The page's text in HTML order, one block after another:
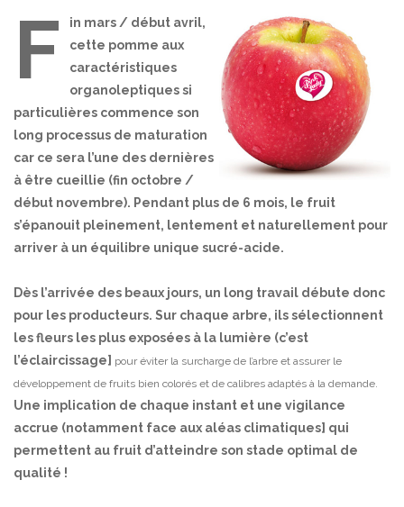
F
in mars / début avril,
cette pomme aux
caractéristiques
organoleptiques si
particulières commence son
long processus de maturation
car ce sera l’une des dernières
à être cueillie (fin octobre /
début novembre). Pendant plus de 6 mois, le fruit
s’épanouit pleinement, lentement et naturellement pour
arriver à un équilibre unique sucré-acide.
Dès l’arrivée des beaux jours, un long travail débute donc
pour les producteurs. Sur chaque arbre, ils sélectionnent
les fleurs les plus exposées à la lumière (c’est
l’éclaircissage] pour éviter la surcharge de l’arbre et assurer le
développement de fruits bien colorés et de calibres adaptés à la demande.
Une implication de chaque instant et une vigilance
accrue (notamment face aux aléas climatiques] qui
permettent au fruit d’atteindre son stade optimal de
qualité !